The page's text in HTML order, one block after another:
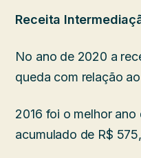
Receita
No ano de 2020 a
queda com relação
2016 foi o melhor
acumulado de R$